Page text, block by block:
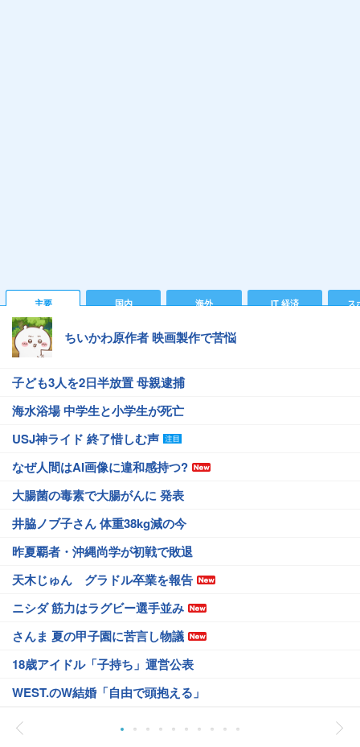
主要 国内 海外 IT 経済 ス
ちいかわ原作者 映画製作で苦悩
子ども3人を2日半放置 母親逮捕
海水浴場 中学生と小学生が死亡
USJ神ライド 終了惜しむ声
なぜ人間はAI画像に違和感持つ?
大腸菌の毒素で大腸がんに 発表
井脇ノブ子さん 体重38kg減の今
昨夏覇者・沖縄尚学が初戦で敗退
天木じゅん グラドル卒業を報告
ニシダ 筋力はラグビー選手並み
さんま 夏の甲子園に苦言し物議
18歳アイドル「子持ち」運営公表
WEST.のW結婚「自由で頭抱える」